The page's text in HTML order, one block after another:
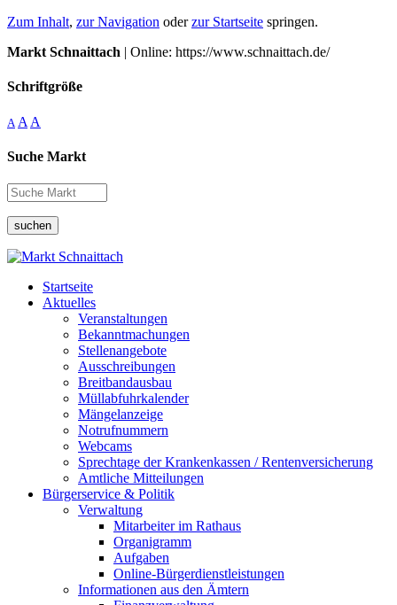
Zum Inhalt, zur Navigation oderzur Startseite springen.
Markt Schnaittach | Online: https://www.schnaittach.de/
Schriftgröße
A A A
Suche Markt
suchen
Startseite
Aktuelles
Veranstaltungen
Bekanntmachungen
Stellenangebote
Ausschreibungen
Breitbandausbau
Müllabfuhrkalender
Mängelanzeige
Notrufnummern
Webcams
Sprechtage der Krankenkassen / Rentenversicherung
Amtliche Mitteilungen
Bürgerservice & Politik
Verwaltung
Mitarbeiter im Rathaus
Organigramm
Aufgaben
Online-Bürgerdienstleistungen
Informationen aus den Ämtern